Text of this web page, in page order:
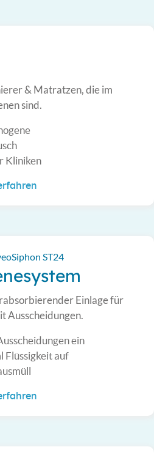
& Matratzen, die im
sind.
Kliniken
Einlage für
Ausscheidungen.
ein
Flüssigkeit auf